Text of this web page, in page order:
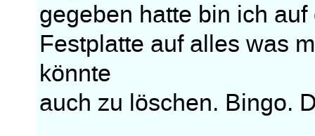
gegeben hatte bin ich
Festplatte auf alles was
könnte
auch zu löschen. Bingo.